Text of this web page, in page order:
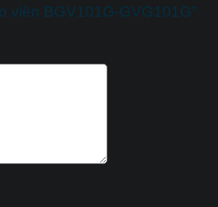
viên BGV101G-GVG101G”